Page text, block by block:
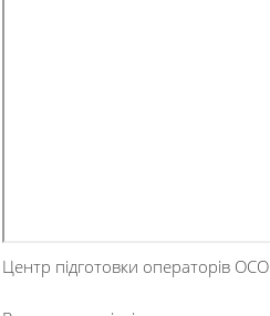
Центр підготовки операторів ОСО